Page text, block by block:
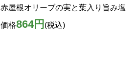
赤屋根オリーブの実と葉入り旨み塩
価格864円 (税込)